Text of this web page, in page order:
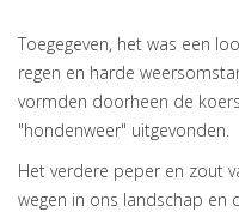
Toegegeven, het was een
regen en harde
vormden doorheen de
"hondenweer" uitgevonden.
Het verdere peper en zout
wegen in ons landschap en